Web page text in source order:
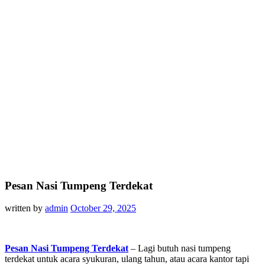
Pesan Nasi Tumpeng Terdekat
written by admin October 29, 2025
Pesan Nasi Tumpeng Terdekat– Lagi butuh nasi tumpeng
terdekat untuk acara syukuran, ulang tahun, atau acara kantor tapi